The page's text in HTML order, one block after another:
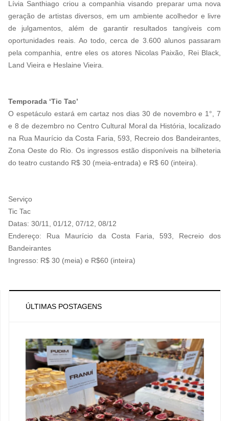
Lívia Santhiago criou a companhia visando preparar uma nova
geração de artistas diversos, em um ambiente acolhedor e livre
de julgamentos, além de garantir resultados tangíveis com
oportunidades reais. Ao todo, cerca de 3.600 alunos passaram
pela companhia, entre eles os atores Nicolas Paixão, Rei Black,
Land Vieira e Heslaine Vieira.
Temporada ‘Tic Tac’
O espetáculo estará em cartaz nos dias 30 de novembro e 1°, 7
e 8 de dezembro no Centro Cultural Moral da História, localizado
na Rua Maurício da Costa Faria, 593, Recreio dos Bandeirantes,
Zona Oeste do Rio. Os ingressos estão disponíveis na bilheteria
do teatro custando R$ 30 (meia-entrada) e R$ 60 (inteira).
Serviço
Tic Tac
Datas: 30/11, 01/12, 07/12, 08/12
Endereço: Rua Maurício da Costa Faria, 593, Recreio dos
Bandeirantes
Ingresso: R$ 30 (meia) e R$60 (inteira)
ÚLTIMAS POSTAGENS